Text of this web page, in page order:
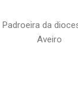
Padroeira da
Aveiro